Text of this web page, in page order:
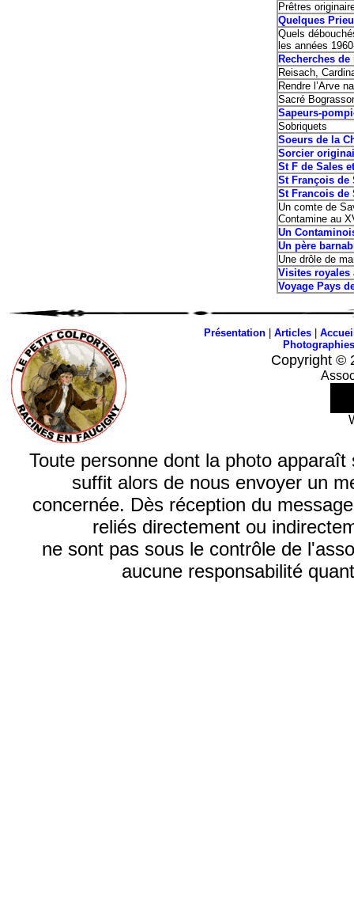
Prêtres
Quelques
Quels
les années
Recherches
Reisach,
Rendre l’Arve
Sacré
Sapeurs-
Sobriquets
Soeurs de la
Sorcier
St F de Sales
St François de
St Francois de
Un comte de
Contamine au
Un
Un père
Une drôle de
Visites royales
Voyage Pays
Présentation| Articles|
Photographies
Copyright ©
Toute personne dont la photo
suffit alors de nous envoyer un
concernée. Dès réception du
reliés directement ou
ne sont pas sous le contrôle de
aucune responsabilité